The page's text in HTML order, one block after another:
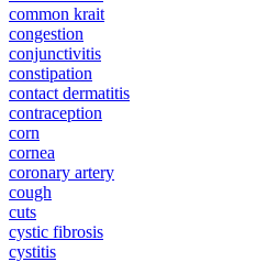
common krait
congestion
conjunctivitis
constipation
contact dermatitis
contraception
corn
cornea
coronary artery
cough
cuts
cystic fibrosis
cystitis